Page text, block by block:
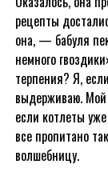
рецепты
она, — бабуля
немного
терпения? Я,
выдерживаю.
если котлеты
все пропитано
волшебницу.